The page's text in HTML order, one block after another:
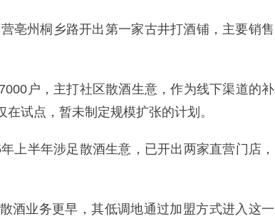
亳州桐乡路开出第一家古井打酒铺，主要销售
户，主打社区散酒生意，作为线下渠道的补
试点，暂未制定规模扩张的计划。
上半年涉足散酒生意，已开出两家直营门店，
酒业务更早，其低调地通过加盟方式进入这一